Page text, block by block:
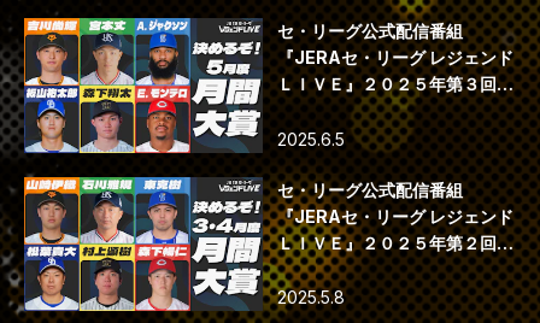
セ・リーグ公式配信番組
『JERAセ・リーグ レジェンド
ＬＩＶＥ』２０２５年第３回配
信
2025.6.5
セ・リーグ公式配信番組
『JERAセ・リーグ レジェンド
ＬＩＶＥ』２０２５年第２回配
信
2025.5.8